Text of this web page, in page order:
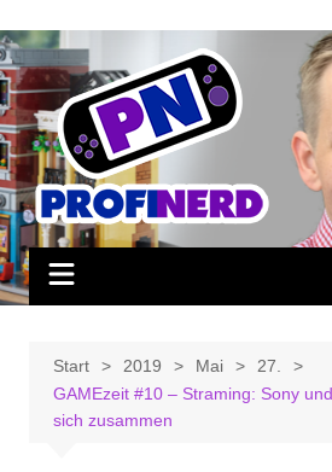
Inhalt
springen
Start 2019 Mai
27.
GAMEzeit #10 – Straming: Sony
sich zusammen